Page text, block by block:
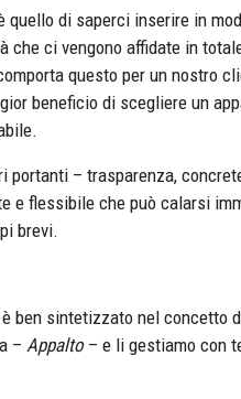
quello di saperci inserire in
che ci vengono affidate in
questo per un nostro
beneficio di scegliere un
portanti – trasparenza,
e flessibile che può calarsi
brevi.
ben sintetizzato nel concetto
– Appalto– e li gestiamo con